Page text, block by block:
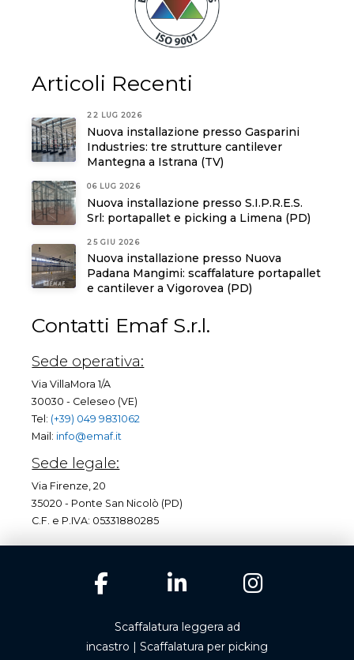
Articoli Recenti
22 LUG 2026
Nuova installazione presso Gasparini
Industries: tre strutture cantilever
Mantegna a Istrana (TV)
06 LUG 2026
Nuova installazione presso S.I.P.R.E.S.
Srl: portapallet e picking a Limena (PD)
25 GIU 2026
Nuova installazione presso Nuova
Padana Mangimi: scaffalature portapallet
e cantilever a Vigorovea (PD)
Contatti Emaf S.r.l.
Sede operativa:
Via VillaMora 1/A
30030 - Celeseo (VE)
Tel: (+39) 049 9831062
Mail: info@emaf.it
Sede legale:
Via Firenze, 20
35020 - Ponte San Nicolò (PD)
C.F. e P.IVA: 05331880285
Scaffalatura leggera ad
incastro | Scaffalatura per picking